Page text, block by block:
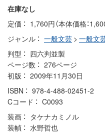
在庫なし
定価
1,760円（本体価格：
ジャンル
一般文芸 > 一般文
判型
四六判並製
ページ数
276ページ
初版
2009年11月30日
ISBN
978-4-488-02451-2
Cコード
C0093
装画
タケナカミノル
装幀
水野哲也